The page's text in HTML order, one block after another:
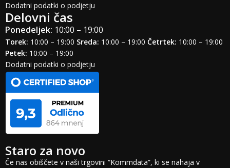
Dodatni podatki o podjetju
Delovni čas
Ponedeljek: 10:00 – 19:00
Torek: 10:00 – 19:00 Sreda: 10:00 – 19:00 Četrtek: 10:00 – 19:00
Petek: 10:00 – 19:00
Dodatni podatki o podjetju
Staro za novo
Če nas obiščete v naši trgovini “Kommdata”, ki se nahaja v